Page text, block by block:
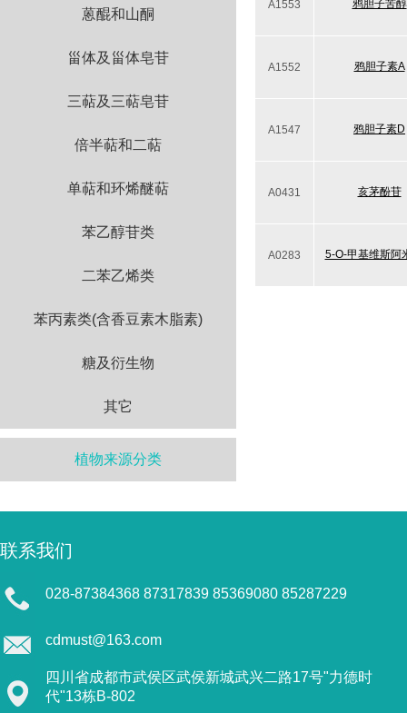
蒽醌和山酮
甾体及甾体皂苷
三萜及三萜皂苷
倍半萜和二萜
单萜和环烯醚萜
苯乙醇苷类
二苯乙烯类
苯丙素类(含香豆素木脂素)
糖及衍生物
其它
植物来源分类
A1553 鸦胆子苦醇
A1552 鸦胆子素A
A1547 鸦胆子素D
A0431 亥茅酚苷
A0283 5-O-甲基维斯阿
联系我们
028-87384368 87317839 85369080 85287229
cdmust@163.com
四川省成都市武侯区武侯新城武兴二路17号"力德时
代"13栋B-802